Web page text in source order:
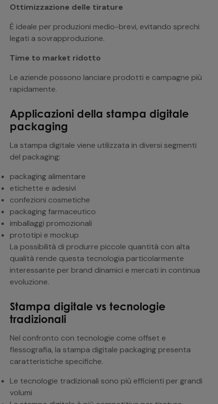
Ottimizzazione delle tirature
È ideale per produzioni medio-brevi, evitando sprechi
legati a sovrapproduzione.
Time to market ridotto
Le aziende possono lanciare prodotti e campagne più
rapidamente.
Applicazioni della stampa digitale
packaging
La stampa digitale viene utilizzata in diversi segmenti
del packaging:
packaging alimentare
etichette e adesivi
confezioni cosmetiche
packaging farmaceutico
imballaggi promozionali
prototipi e mockup
La possibilità di produrre piccole quantità con alta
qualità rende questa tecnologia particolarmente
interessante per brand dinamici e mercati in continua
evoluzione.
Stampa digitale vs tecnologie
tradizionali
Nel confronto con tecnologie come offset e
flessografia, la stampa digitale packaging presenta
caratteristiche specifiche.
Le tecnologie tradizionali sono più efficienti per grandi
volumi